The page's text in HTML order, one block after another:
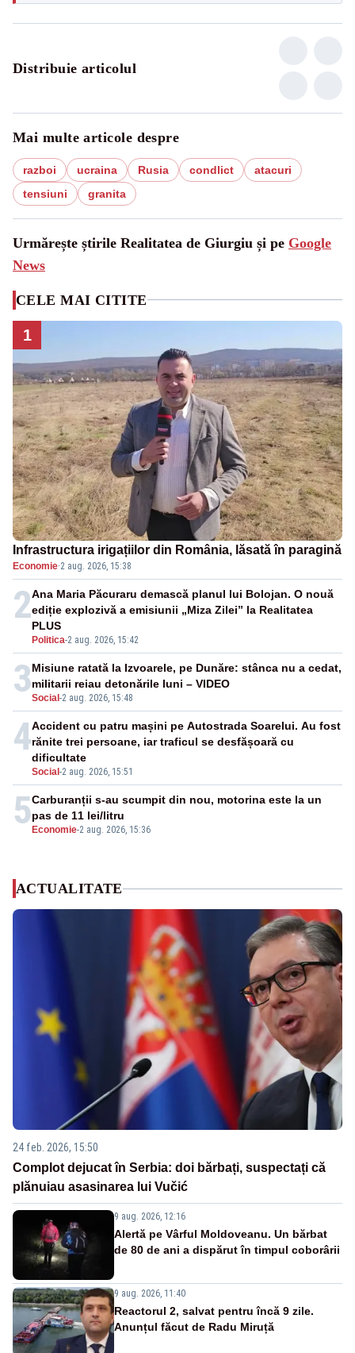
Distribuie articolul
Mai multe articole despre
razboi ucraina Rusia condlict
atacuri
tensiuni
granita
Urmărește știrile Realitatea de Giurgiu și pe Google
News
CELE MAI CITITE
1
Infrastructura irigațiilor din România, lăsată în paragină
Economie·2 aug. 2026, 15:38
2
Politica-2 aug. 2026, 15:42
Ana Maria Păcuraru demască planul lui Bolojan. O nouă
ediție explozivă a emisiunii „Miza Zilei” la Realitatea
PLUS
3Social -2 aug. 2026, 15:48
Misiune ratată la Izvoarele, pe Dunăre: stânca nu a cedat,
militarii reiau detonările luni – VIDEO
4
Social -2 aug. 2026, 15:51
Accident cu patru mașini pe Autostrada Soarelui. Au fost
rănite trei persoane, iar traficul se desfășoară cu
dificultate
5 Economie-2 aug. 2026, 15:36
Carburanții s-au scumpit din nou, motorina este la un
pas de 11 lei/litru
ACTUALITATE
24 feb. 2026, 15:50
Complot dejucat în Serbia: doi bărbați, suspectați că
plănuiau asasinarea lui Vučić
9 aug. 2026, 12:16
Alertă pe Vârful Moldoveanu. Un bărbat
de 80 de ani a dispărut în timpul coborârii
9 aug. 2026, 11:40
Reactorul 2, salvat pentru încă 9 zile.
Anunțul făcut de Radu Miruță